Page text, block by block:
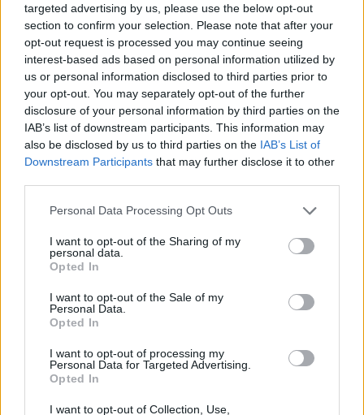
targeted advertising by us, please use the below opt-out
section to confirm your selection. Please note that after your
opt-out request is processed you may continue seeing
interest-based ads based on personal information utilized by
us or personal information disclosed to third parties prior to
your opt-out. You may separately opt-out of the further
disclosure of your personal information by third parties on the
IAB’s list of downstream participants. This information may
also be disclosed by us to third parties on the IAB’s List of
Downstream Participants that may further disclose it to other
Please note that this website/app uses one or more Google
not limited to your visit or usage behaviour. You may click to
grant or deny consent to Google and its third-party tags to
use your data for below specified purposes in below Google
consent section.
Personal Data Processing Opt Outs
I want to opt-out of the Sharing of my
personal data.
Opted In
I want to opt-out of the Sale of my
Personal Data.
Opted In
I want to opt-out of processing my
Personal Data for Targeted Advertising.
Opted In
I want to opt-out of Collection, Use,
ΚΟΣΜΟΣ
Γάζα: Το Ισραήλ εντόπισε και ανέκτησε τις σορούς 6 ομήρων
της Χαμάς
1/09/2024 - 8:56πμ